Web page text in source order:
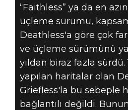
“Faithless” ya da en
üçleme sürümü,
Deathless'a göre çok
ve üçleme sürümünü
yıldan biraz fazla sürdü.
yapılan haritalar olan
Griefless'la bu sebeple
bağlantılı değildi.